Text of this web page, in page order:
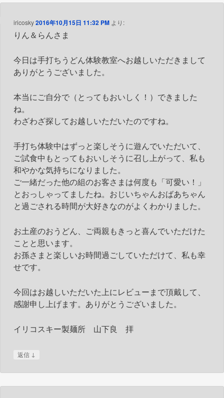
ナ
iricosky2016年10月15日 11:32 PM より:
りん＆らんさま
今日は手打ちうどん体験教室へお越しいただきまして
ありがとうございました。
本当にご自分で（とってもおいしく！）できました
ね。
わざわざ探してお越しいただいたのですね。
手打ち体験中はずっと楽しそうに遊んでいただいて、
ご試食中もとってもおいしそうに召し上がって、私も
和やかな気持ちになりました。
ご一緒だった他の組のお客さまは何度も「可愛い！」
とおっしゃってましたね。おじいちゃんおばあちゃん
と過ごされる時間が大好きなのがよくわかりました。
お土産のおうどん、ご両親もきっと喜んでいただけた
ことと思います。
お孫さまと楽しいお時間過ごしていただけて、私も幸
せです。
今回はお越しいただいた上にレビューまで頂戴して、
感謝申し上げます。ありがとうございました。
イリコスキー製麺所 山下良 拝
返信 ↓